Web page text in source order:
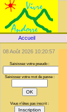
Saisissez votre pseudo :
Saisissez votre mot de passe :
Vous n'êtes pas inscrit :
08 Août 2026 10:20:57
Accueil